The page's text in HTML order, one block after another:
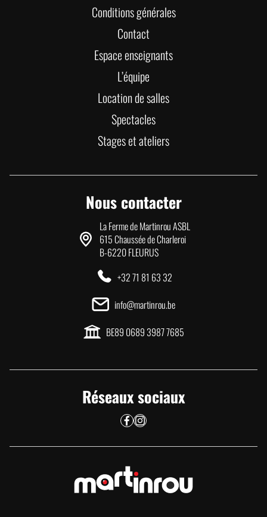
Conditions générales
Contact
Espace enseignants
L’équipe
Location de salles
Spectacles
Stages et ateliers
Nous contacter
La Ferme de Martinrou ASBL
615 Chaussée de Charleroi
B-6220 FLEURUS
+32 71 81 63 32
info@martinrou.be
BE89 0689 3987 7685
Réseaux sociaux